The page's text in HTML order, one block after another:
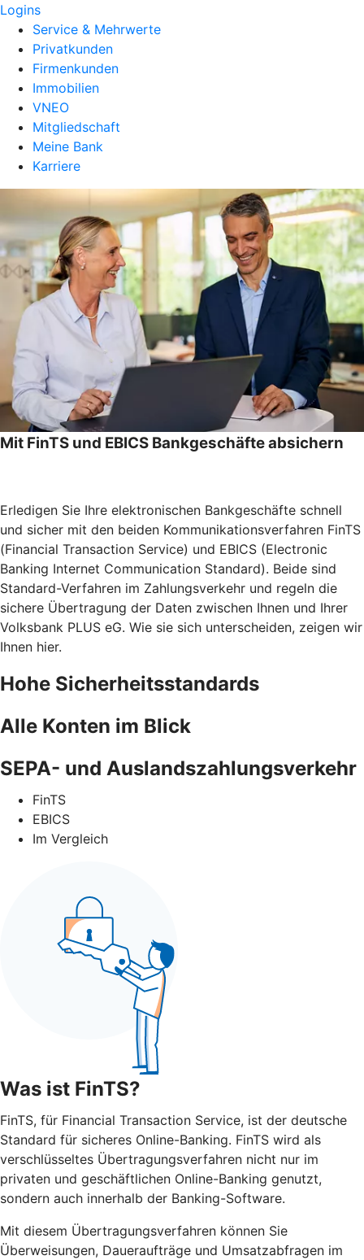
Logins
Service & Mehrwerte
Privatkunden
Firmenkunden
Immobilien
VNEO
Mitgliedschaft
Meine Bank
Karriere
Mit FinTS und EBICS Bankgeschäfte absichern
Erledigen Sie Ihre elektronischen Bankgeschäfte schnell
und sicher mit den beiden Kommunikationsverfahren FinTS
(Financial Transaction Service) und EBICS (Electronic
Banking Internet Communication Standard). Beide sind
Standard-Verfahren im Zahlungsverkehr und regeln die
sichere Übertragung der Daten zwischen Ihnen und Ihrer
Volksbank PLUS eG. Wie sie sich unterscheiden, zeigen wir
Ihnen hier.
Hohe Sicherheitsstandards
Alle Konten im Blick
SEPA- und Auslandszahlungsverkehr
FinTS
EBICS
Im Vergleich
Was ist FinTS?
FinTS, für Financial Transaction Service, ist der deutsche
Standard für sicheres Online-Banking. FinTS wird als
verschlüsseltes Übertragungsverfahren nicht nur im
privaten und geschäftlichen Online-Banking genutzt,
sondern auch innerhalb der Banking-Software.
Mit diesem Übertragungsverfahren können Sie
Überweisungen, Daueraufträge und Umsatzabfragen im